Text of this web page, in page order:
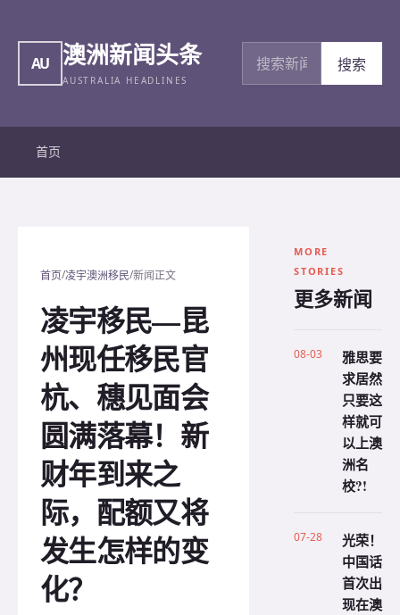
AU 澳洲新闻头条
AUSTRALIA HEADLINES
搜索新闻
搜索
首页
首页/凌宇澳洲移民/新闻正文
凌宇移民—昆
州现任移民官
杭、穗见面会
圆满落幕！新
财年到来之
际，配额又将
发生怎样的变
化？
MORE
STORIES
更多新闻
08-03
雅思要
求居然
只要这
样就可
以上澳
洲名
校?!
07-28
光荣！
中国话
首次出
现在澳